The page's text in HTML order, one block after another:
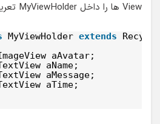
View ها را داخل MyViewHolder تعریف می کنم:
MyViewHolder extends
aAvatar;
aName;
aMessage;
aTime;